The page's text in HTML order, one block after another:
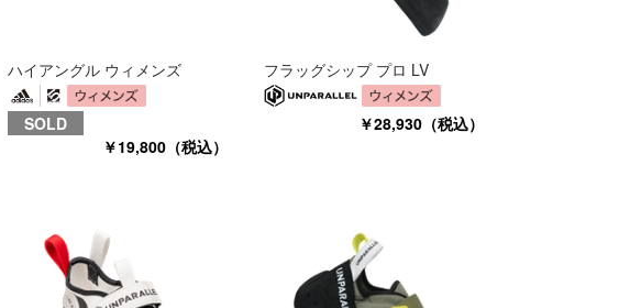
ハイアングル ウィメンズ
SOLD
￥19,800（税込）
フラッグシップ プロ LV
￥28,930（税込）